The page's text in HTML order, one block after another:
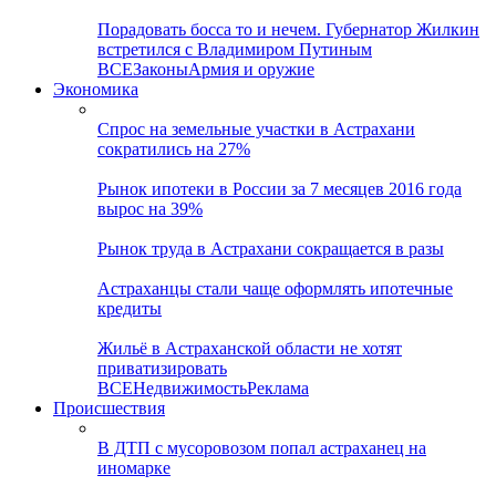
Порадовать босса то и нечем. Губернатор Жилкин
встретился с Владимиром Путиным
ВСЕЗаконыАрмия и оружие
Экономика
Спрос на земельные участки в Астрахани
сократились на 27%
Рынок ипотеки в России за 7 месяцев 2016 года
вырос на 39%
Рынок труда в Астрахани сокращается в разы
Астраханцы стали чаще оформлять ипотечные
кредиты
Жильё в Астраханской области не хотят
приватизировать
ВСЕНедвижимостьРеклама
Происшествия
В ДТП с мусоровозом попал астраханец на
иномарке